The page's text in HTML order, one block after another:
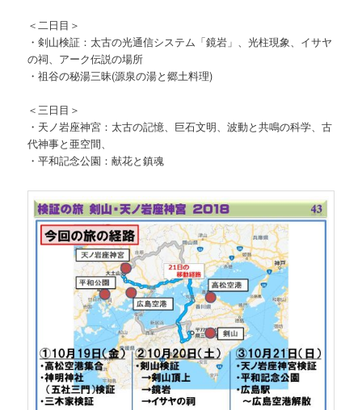
＜二日目＞
・剣山検証：太古の光通信システム「鏡岩」、光柱現象、イサヤ
の祠、アーク伝説の場所
・祖谷の秘湯三昧(源泉の湯と郷土料理)
＜三日目＞
・天ノ岩座神宮：太古の記憶、巨石文明、波動と共鳴の科学、古
代神事と亜空間、
・平和記念公園：献花と鎮魂